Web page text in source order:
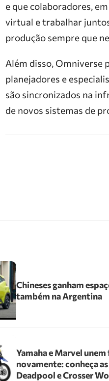
e que colaboradores,
virtual e trabalhar
produção sempre que
Além disso, Omniverse
planejadores e
são sincronizados na
de novos sistemas de
Chineses ganham
também na Argentina
Yamaha e Marvel
novamente: conheça
Deadpool e Crosser